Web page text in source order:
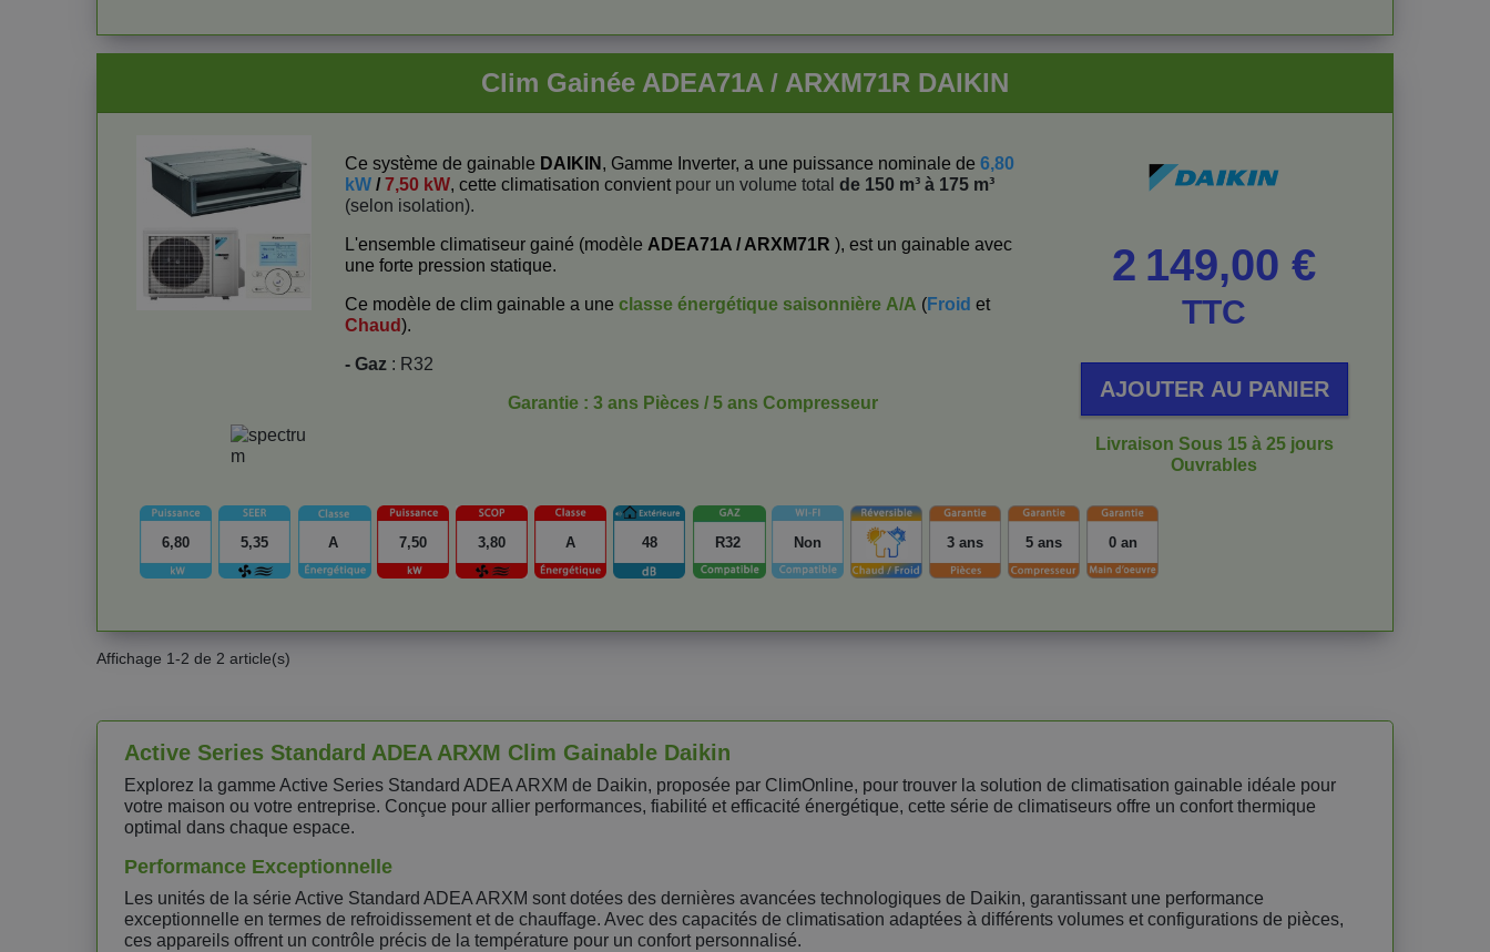
Clim Gainée ADEA71A / ARXM71R DAIKIN
Ce système de gainable DAIKIN , Gamme Inverter, a une puissance nominale de 6,80
kW /7,50 kW, cette climatisation convientpour un volume total de 150 m³ à 175 m³
(selon isolation).
L'ensemble climatiseur gainé (modèle ADEA71A / ARXM71R ), est un gainable avec
une forte pression statique.
Ce modèle de clim gainable a une classe énergétique saisonnière A/A (Froid et
Chaud).
- Gaz : R32
Garantie : 3 ans Pièces / 5 ans Compresseur
2 149,00 €
TTC
AJOUTER AU PANIER
Livraison Sous 15 à 25 jours
Ouvrables
3 ans 5 ans 0 an
6,80 7,50
5,35 A 3,80 A Non
48 R32
Affichage 1-2 de 2 article(s)
Active Series Standard ADEA ARXM Clim Gainable Daikin
Explorez la gamme Active Series Standard ADEA ARXM de Daikin, proposée par ClimOnline, pour trouver la solution de climatisation gainable idéale pour
votre maison ou votre entreprise. Conçue pour allier performances, fiabilité et efficacité énergétique, cette série de climatiseurs offre un confort thermique
optimal dans chaque espace.
Performance Exceptionnelle
Les unités de la série Active Standard ADEA ARXM sont dotées des dernières avancées technologiques de Daikin, garantissant une performance
exceptionnelle en termes de refroidissement et de chauffage. Avec des capacités de climatisation adaptées à différents volumes et configurations de pièces,
ces appareils offrent un contrôle précis de la température pour un confort personnalisé.